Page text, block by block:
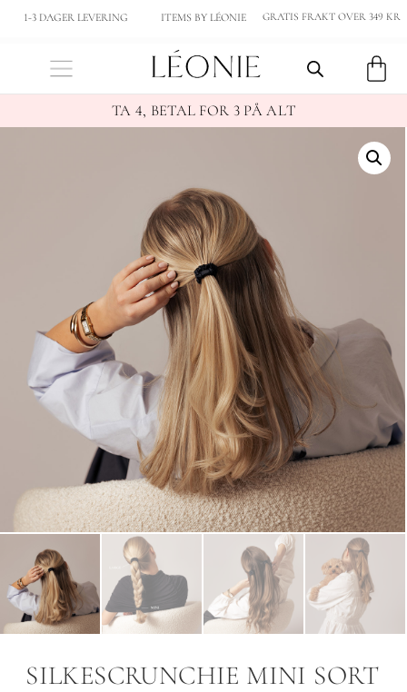
1-3 DAGER LEVERING ITEMS BY LÉONIE GRATIS FRAKT OVER 349 KR
TA 4, BETAL FOR 3 PÅ ALT
SILKESCRUNCHIE MINI SORT